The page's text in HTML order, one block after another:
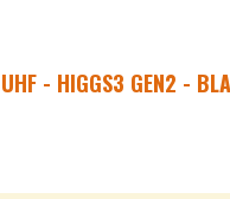
UHF - HIGGS3 GEN2 -